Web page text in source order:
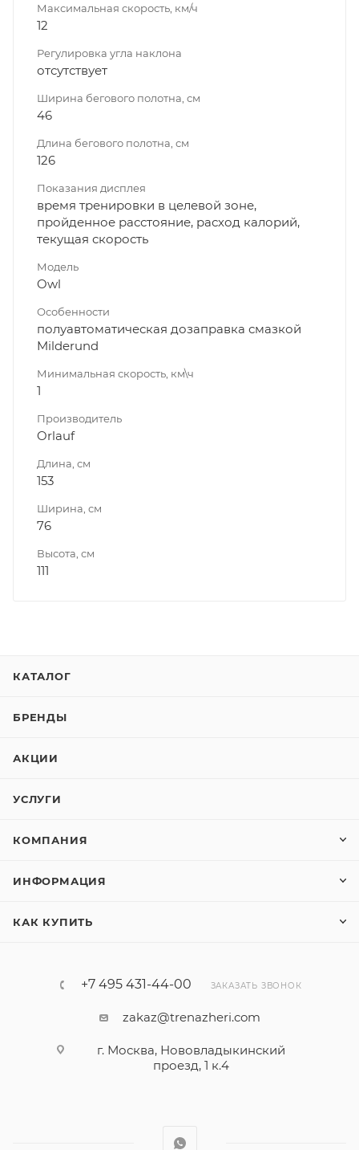
Максимальная скорость, км/ч
12
Регулировка угла наклона
отсутствует
Ширина бегового полотна, см
46
Длина бегового полотна, см
126
Показания дисплея
время тренировки в целевой зоне,
пройденное расстояние, расход калорий,
текущая скорость
Модель
Owl
Особенности
полуавтоматическая дозаправка смазкой
Milderund
Минимальная скорость, км\ч
1
Производитель
Orlauf
Длина, см
153
Ширина, см
76
Высота, см
111
КАТАЛОГ
БРЕНДЫ
АКЦИИ
УСЛУГИ
КОМПАНИЯ
ИНФОРМАЦИЯ
КАК КУПИТЬ
+7 495 431-44-00 ЗАКАЗАТЬ ЗВОНОК
zakaz@trenazheri.com
г. Москва, Нововладыкинский
проезд, 1 к.4